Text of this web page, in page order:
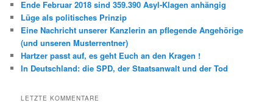
Ende Februar 2018 sind 359.390 Asyl-Klagen anhängig
Lüge als politisches Prinzip
Eine Nachricht unserer Kanzlerin an pflegende Angehörige
(und unseren Musterrentner)
Hartzer passt auf, es geht Euch an den Kragen !
In Deutschland: die SPD, der Staatsanwalt und der Tod
LETZTE KOMMENTARE